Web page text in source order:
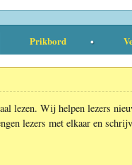
Prikbord
lezen. Wij helpen lezers
lezers met elkaar en